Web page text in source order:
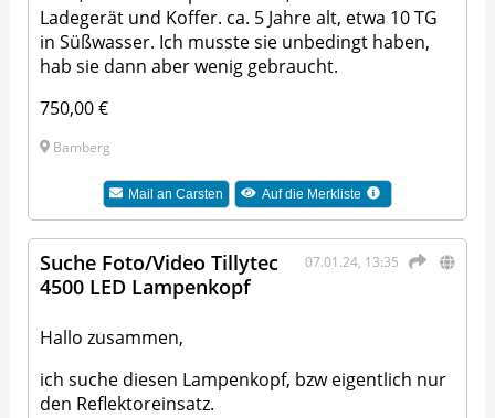
Ladegerät und Koffer. ca. 5 Jahre alt, etwa 10 TG
in Süßwasser. Ich musste sie unbedingt haben,
hab sie dann aber wenig gebraucht.
750,00 €
Bamberg
Mail an Carsten Auf die Merkliste
07.01.24, 13:35
Suche Foto/Video Tillytec
4500 LED Lampenkopf
Hallo zusammen,
ich suche diesen Lampenkopf, bzw eigentlich nur
den Reflektoreinsatz.